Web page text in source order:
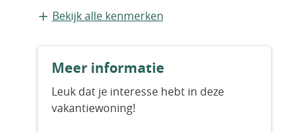
Appartement
Bestaande bouw
Bouwjaar
Bekijk alle kenmerken
Meer informatie
Leuk dat je interesse hebt in deze
vakantiewoning!